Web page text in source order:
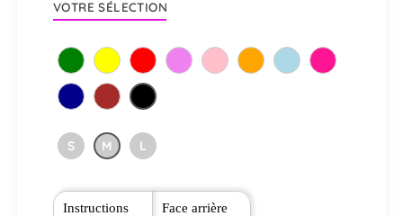
VOTRE SÉLECTION
S M L
Instructions Face arrière